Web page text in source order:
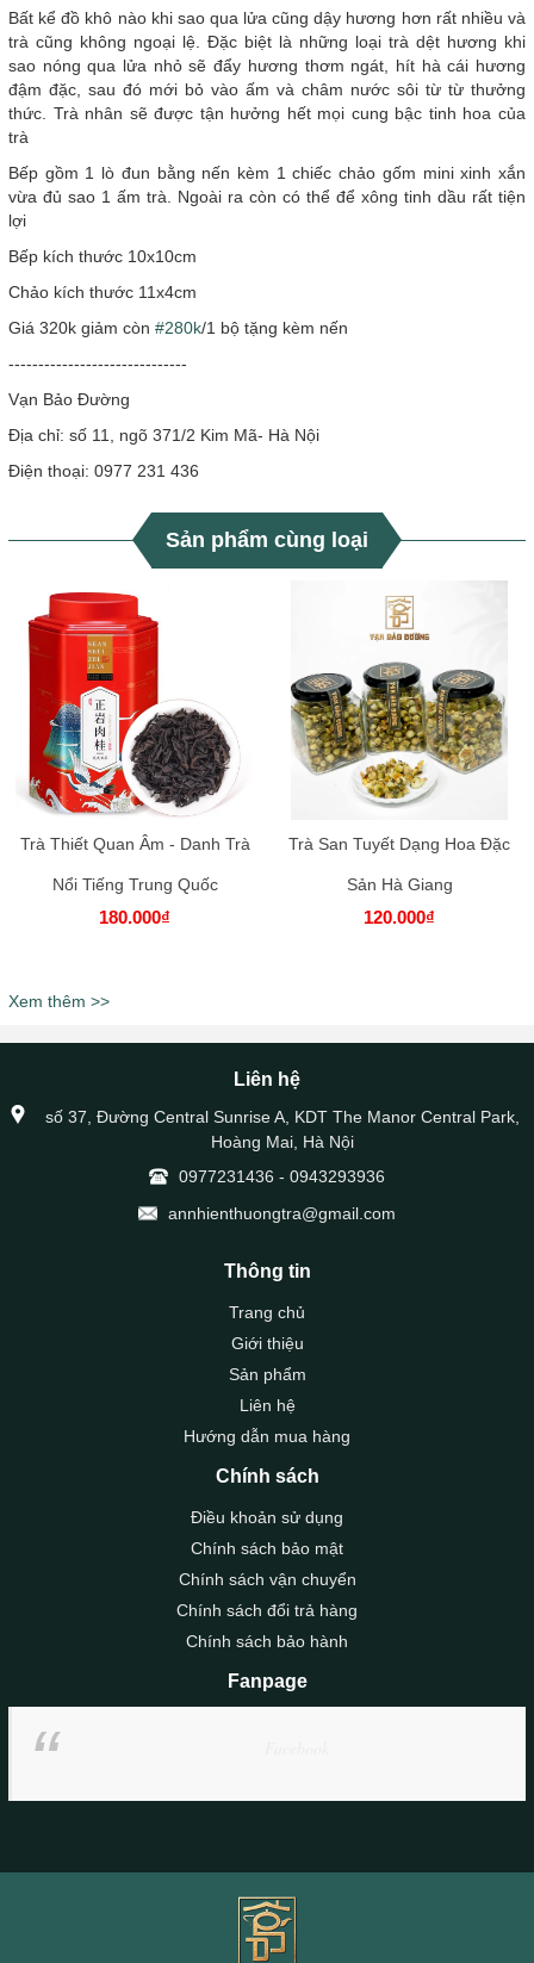
Bất kể đồ khô nào khi sao qua lửa cũng dậy hương hơn rất nhiều và
trà cũng không ngoại lệ. Đặc biệt là những loại trà dệt hương khi
sao nóng qua lửa nhỏ sẽ đẩy hương thơm ngát, hít hà cái hương
đậm đặc, sau đó mới bỏ vào ấm và châm nước sôi từ từ thưởng
thức. Trà nhân sẽ được tận hưởng hết mọi cung bậc tinh hoa của
trà
Bếp gồm 1 lò đun bằng nến kèm 1 chiếc chảo gốm mini xinh xắn
vừa đủ sao 1 ấm trà. Ngoài ra còn có thể để xông tinh dầu rất tiện
lợi
Bếp kích thước 10x10cm
Chảo kích thước 11x4cm
Giá 320k giảm còn #280k/1 bộ tặng kèm nến
------------------------------
Vạn Bảo Đường
Địa chỉ: số 11, ngõ 371/2 Kim Mã- Hà Nội
Điện thoại: 0977 231 436
Sản phẩm cùng loại
Trà Thiết Quan Âm - Danh Trà
Nổi Tiếng Trung Quốc
180.000₫
Trà San Tuyết Dạng Hoa Đặc
Sản Hà Giang
120.000₫
Xem thêm >>
Liên hệ
số 37, Đường Central Sunrise A, KDT The Manor Central Park,
Hoàng Mai, Hà Nội
0977231436 - 0943293936
annhienthuongtra@gmail.com
Thông tin
Trang chủ
Giới thiệu
Sản phẩm
Liên hệ
Hướng dẫn mua hàng
Chính sách
Điều khoản sử dụng
Chính sách bảo mật
Chính sách vận chuyển
Chính sách đổi trả hàng
Chính sách bảo hành
Fanpage